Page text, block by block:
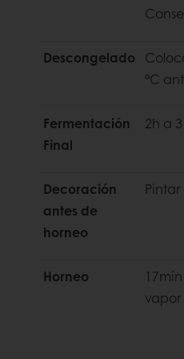
Descongelado
°C
Fermentación
Final
2h a
Decoración
antes de
horneo
Horneo